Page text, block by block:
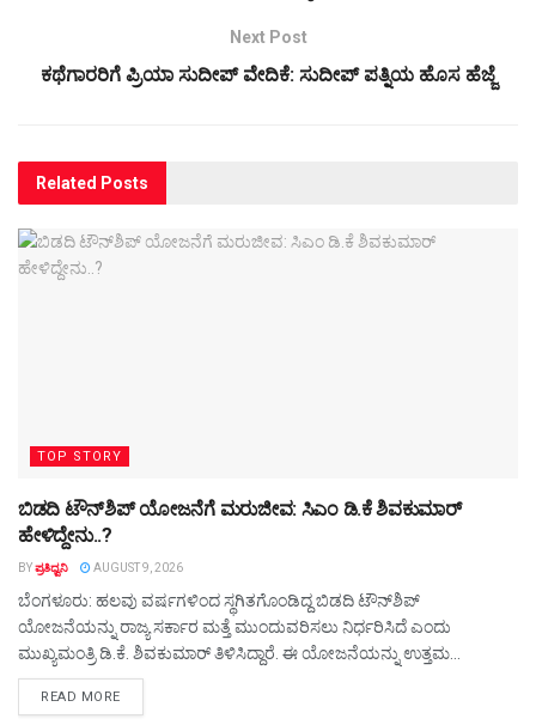
Next Post
ಕಥೆಗಾರರಿಗೆ ಪ್ರಿಯಾ ಸುದೀಪ್‌ ವೇದಿಕೆ: ಸುದೀಪ್‌ ಪತ್ನಿಯ ಹೊಸ ಹೆಜ್ಜೆ
Related Posts
TOP STORY
ಬಿಡದಿ ಟೌನ್‌ಶಿಪ್‌ ಯೋಜನೆಗೆ ಮರುಜೀವ: ಸಿಎಂ ಡಿ.ಕೆ ಶಿವಕುಮಾರ್
ಹೇಳಿದ್ದೇನು..?
BYಪ್ರತಿಧ್ವನಿ AUGUST 9, 2026
ಬೆಂಗಳೂರು: ಹಲವು ವರ್ಷಗಳಿಂದ ಸ್ಥಗಿತಗೊಂಡಿದ್ದ ಬಿಡದಿ ಟೌನ್‌ಶಿಪ್
ಯೋಜನೆಯನ್ನು ರಾಜ್ಯ ಸರ್ಕಾರ ಮತ್ತೆ ಮುಂದುವರಿಸಲು ನಿರ್ಧರಿಸಿದೆ ಎಂದು
ಮುಖ್ಯಮಂತ್ರಿ ಡಿ.ಕೆ. ಶಿವಕುಮಾರ್ ತಿಳಿಸಿದ್ದಾರೆ. ಈ ಯೋಜನೆಯನ್ನು ಉತ್ತಮ...
READ MOREDETAILS